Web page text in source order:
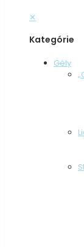
✕
Kategórie
Gély